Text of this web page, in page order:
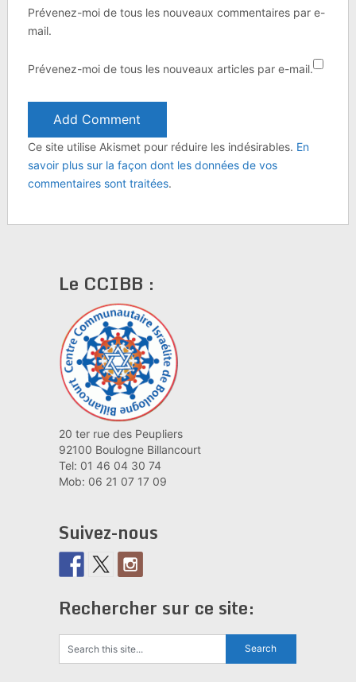
Prévenez-moi de tous les nouveaux commentaires par e-
mail.
Prévenez-moi de tous les nouveaux articles par e-mail.
Ce site utilise Akismet pour réduire les indésirables. En
savoir plus sur la façon dont les données de vos
commentaires sont traitées.
Le CCIBB :
20 ter rue des Peupliers
92100 Boulogne Billancourt
Tel: 01 46 04 30 74
Mob: 06 21 07 17 09
Suivez-nous
Rechercher sur ce site: